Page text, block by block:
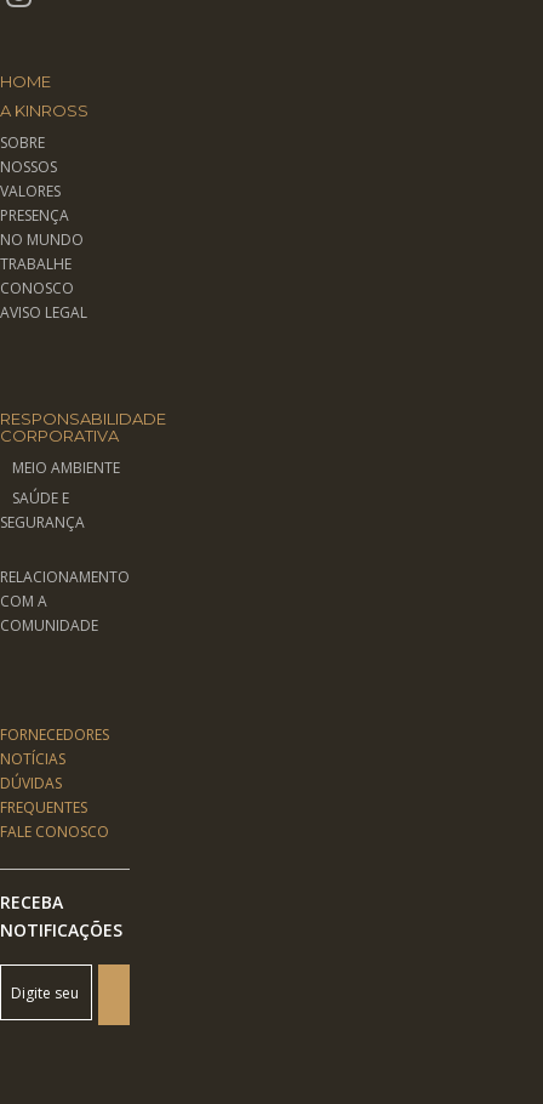
HOME
A KINROSS
SOBRE
NOSSOS
VALORES
PRESENÇA
NO MUNDO
TRABALHE
CONOSCO
AVISO LEGAL
RESPONSABILIDADE
CORPORATIVA
MEIO AMBIENTE
SAÚDE E
SEGURANÇA
RELACIONAMENTO
COM A
COMUNIDADE
FORNECEDORES
NOTÍCIAS
DÚVIDAS
FREQUENTES
FALE CONOSCO
RECEBA
NOTIFICAÇÕES